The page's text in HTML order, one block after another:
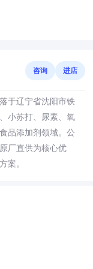
咨询 进店
于辽宁省沈阳市铁
小苏打、尿素、氧
品添加剂领域。公
厂直供为核心优
案。